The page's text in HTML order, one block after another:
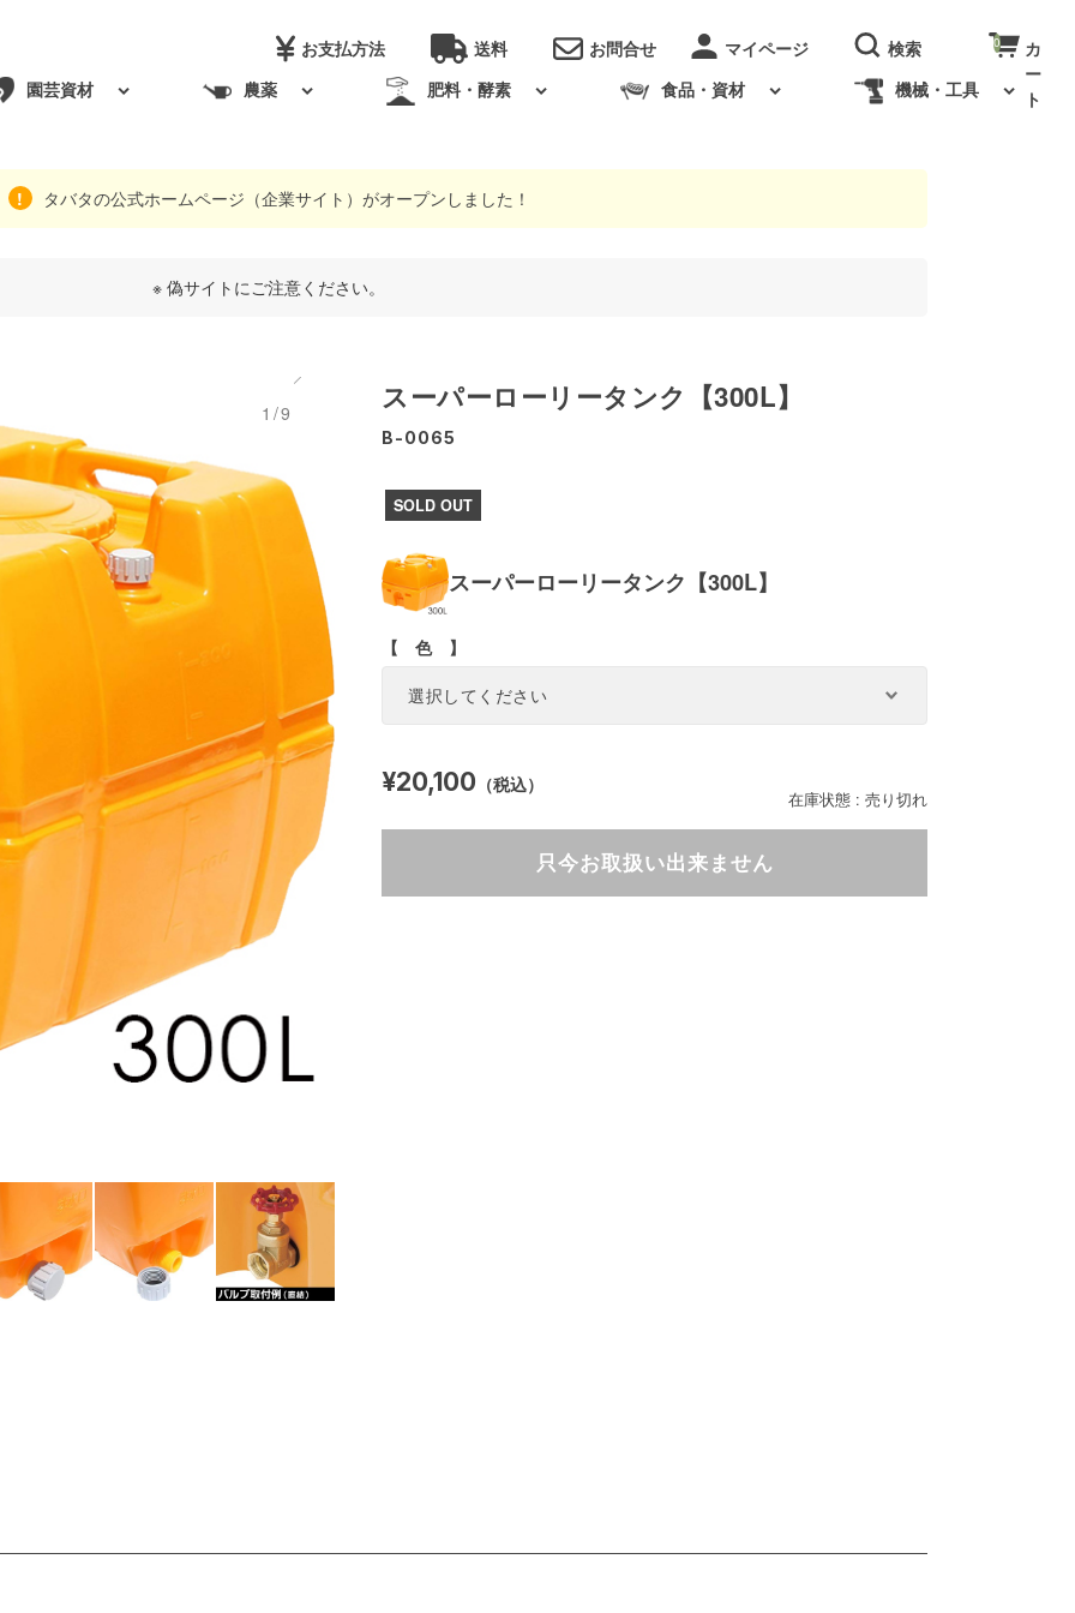
園芸資材 農薬 肥料・酵素 食品・資材 機械・工具
お支払方法 送料 お問合せ 0
タバタの公式ホームページ（企業サイト）がオープンしました！
※ 偽サイトにご注意ください。
1/9 スーパーローリータンク【300L】
B-0065
SOLD OUT
スーパーローリータンク【300L】
【 色 】
在庫状態 : 売り切れ
¥20,100 （税込）
只今お取扱い出来ません